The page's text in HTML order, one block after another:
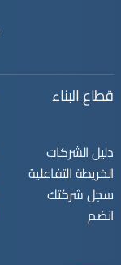
قطاع البناء
دليل الشركات
الخريطة التفاعلية
سجل شركتك
انضم